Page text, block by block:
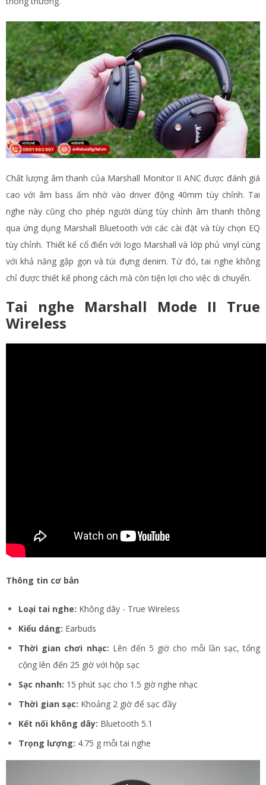
Chất lượng âm thanh của Marshall Monitor II ANC được đánh giá
cao với âm bass ấm nhờ vào driver động 40mm tùy chỉnh. Tai
nghe này cũng cho phép người dùng tùy chỉnh âm thanh thông
qua ứng dụng Marshall Bluetooth với các cài đặt và tùy chọn EQ
tùy chỉnh. Thiết kế cổ điển với logo Marshall và lớp phủ vinyl cùng
với khả năng gập gọn và túi đựng denim. Từ đó, tai nghe không
chỉ được thiết kế phong cách mà còn tiện lợi cho việc di chuyển​.
Tai nghe Marshall Mode II True
Wireless
Thông tin cơ bản
Loại tai nghe: Không dây - True Wireless
Kiểu dáng: Earbuds
Thời gian chơi nhạc: Lên đến 5 giờ cho mỗi lần sạc, tổng
cộng lên đến 25 giờ với hộp sạc
Sạc nhanh: 15 phút sạc cho 1.5 giờ nghe nhạc
Thời gian sạc: Khoảng 2 giờ để sạc đầy
Kết nối không dây: Bluetooth 5.1
Trọng lượng: 4.75 g mỗi tai nghe